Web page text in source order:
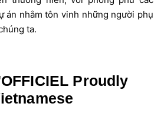
án nhằm tôn vinh những người phụ
ta.
Proudly